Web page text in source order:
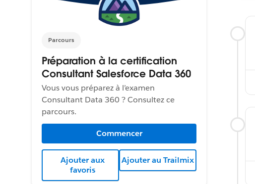
Parcours
Préparation à la certification
Consultant Salesforce Data 360
Vous vous préparez à l’examen
Consultant Data 360 ? Consultez ce
parcours.
Commencer
Ajouter aux
favoris
Ajouter au Trailmix